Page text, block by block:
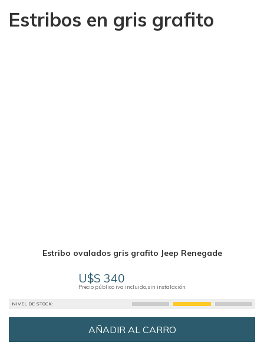
Estribos en gris grafito
Estribo ovalados gris grafito Jeep Renegade
U$S 340
Precio público iva incluido, sin instalación.
NIVEL DE STOCK:
AÑADIR AL CARRO